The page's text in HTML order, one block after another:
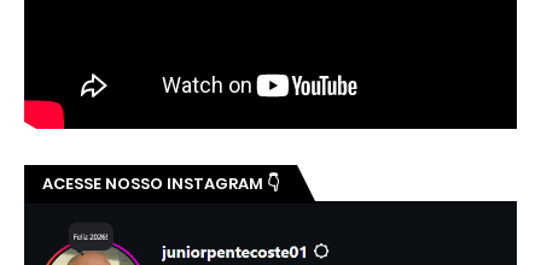
ACESSE NOSSO INSTAGRAM 👇